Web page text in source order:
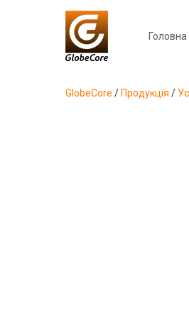
Головна
GlobeCore / Продукція /